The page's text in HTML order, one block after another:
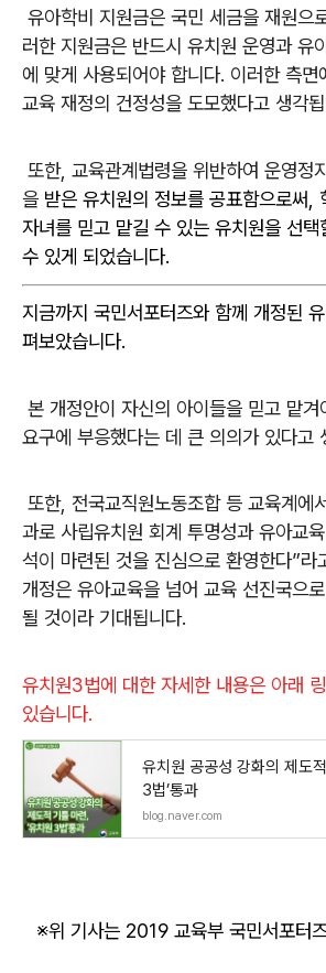
유아학비 지원금은 국민 세금을 재원으
러한 지원금은 반드시 유치원 운영과 유
에 맞게 사용되어야 합니다. 이러한 측면
교육 재정의 건정성을 도모했다고 생각
또한, 교육관계법령을 위반하여 운영정
을 받은 유치원의 정보를 공표함으로써,
자녀를 믿고 맡길 수 있는 유치원을 선택
수 있게 되었습니다.
지금까지 국민서포터즈와 함께 개정된
펴보았습니다.
본 개정안이 자신의 아이들을 믿고 맡겨
요구에 부응했다는 데 큰 의의가 있다고
또한, 전국교직원노동조합 등 교육계에
과로 사립유치원 회계 투명성과 유아교
석이 마련된 것을 진심으로 환영한다”라
개정은 유아교육을 넘어 교육 선진국으
될 것이라 기대됩니다.
유치원3법에 대한 자세한 내용은 아래
있습니다.
유치원 공공성 강화의 제도
3법’통과
blog.naver.com
※위 기사는 2019 교육부 국민서포터